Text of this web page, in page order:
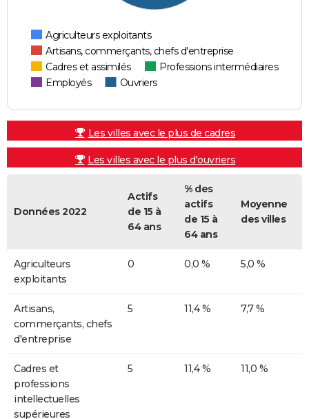
Agriculteurs exploitants
Artisans, commerçants, chefs d'entreprise
Cadres et assimilés
Professions intermédiaires
Employés
Ouvriers
Les villes avec le plus de cadres
Les villes avec le plus d'ouvriers
Données 2022
Actifs
de 15 à
64 ans
% des
actifs
de 15 à
64 ans
Moyenne
des villes
Agriculteurs
exploitants
0 0,0 % 5,0 %
Artisans,
commerçants, chefs
d'entreprise
5 11,4 % 7,7 %
Cadres et
professions
intellectuelles
supérieures
5 11,4 % 11,0 %